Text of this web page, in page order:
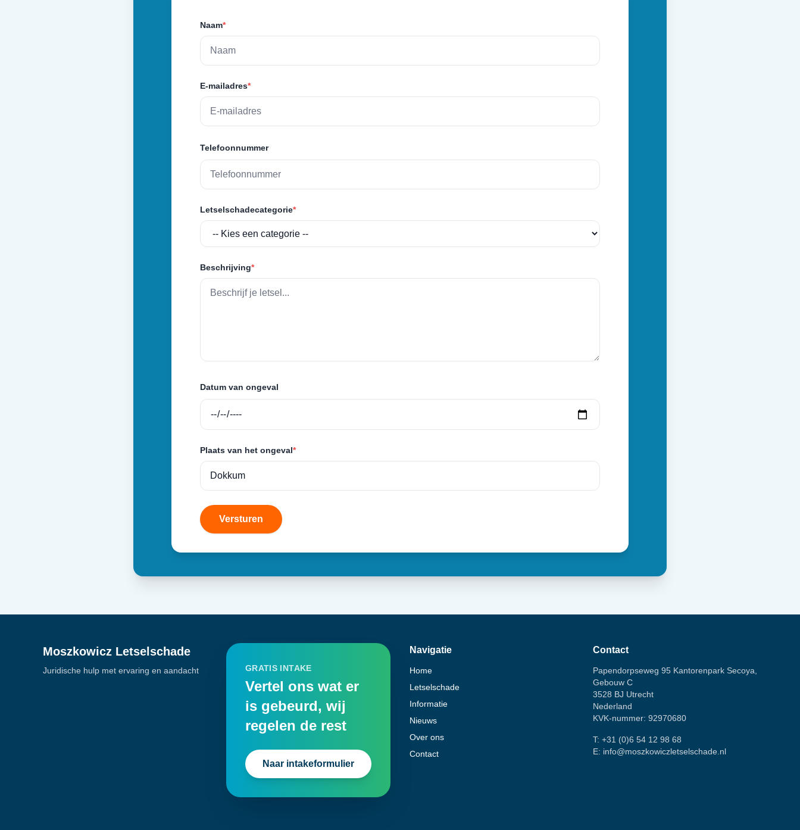
Naam*
E-mailadres*
Telefoonnummer
Letselschadecategorie*
Beschrijving*
Datum van ongeval
Plaats van het ongeval*
Versturen
Moszkowicz Letselschade
Juridische hulp met ervaring en aandacht GRATIS INTAKE
Vertel ons wat er
is gebeurd, wij
regelen de rest
Naar intakeformulier
Navigatie
Home
Letselschade
Informatie
Nieuws
Over ons
Contact
Contact
Papendorpseweg 95 Kantorenpark Secoya,
Gebouw C
3528 BJ Utrecht
Nederland
KVK-nummer: 92970680
T: +31 (0)6 54 12 98 68
E: info@moszkowiczletselschade.nl